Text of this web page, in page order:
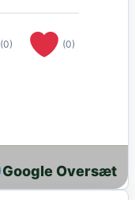
(0) (0)
Google Oversæt